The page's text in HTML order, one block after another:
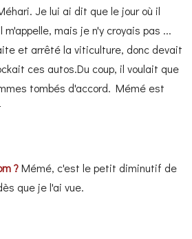
Je lui ai dit que le jour où il
mais je n'y croyais pas ...
et arrêté la viticulture, donc devait
ces autos.Du coup, il voulait que
tombés d'accord. Mémé est
?Mémé, c'est le petit diminutif de
que je l'ai vue.